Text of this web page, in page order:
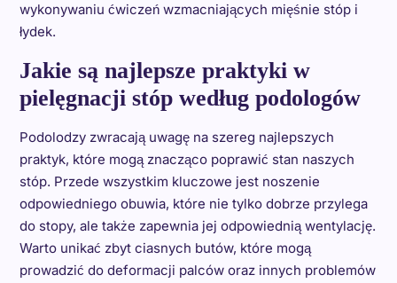
wykonywaniu ćwiczeń wzmacniających mięśnie stóp i
łydek.
Jakie są najlepsze praktyki w
pielęgnacji stóp według podologów
Podolodzy zwracają uwagę na szereg najlepszych
praktyk, które mogą znacząco poprawić stan naszych
stóp. Przede wszystkim kluczowe jest noszenie
odpowiedniego obuwia, które nie tylko dobrze przylega
do stopy, ale także zapewnia jej odpowiednią wentylację.
Warto unikać zbyt ciasnych butów, które mogą
prowadzić do deformacji palców oraz innych problemów